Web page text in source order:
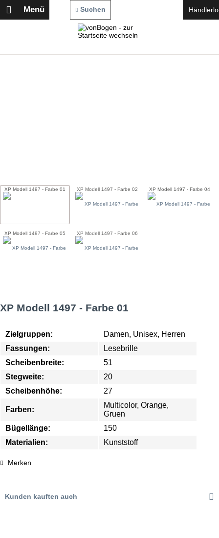
Suchen
Menü
XP Modell 1497 - Farbe 01 XP Modell 1497 - Farbe 02 XP Modell 1497 - Farbe 04
XP Modell 1497 - Farbe 05 XP Modell 1497 - Farbe 06
XP Modell 1497 - Farbe 01
Zielgruppen:
Damen, Unisex, Herren
Fassungen:
Lesebrille
Scheibenbreite:
51
Stegweite:
20
Scheibenhöhe:
27
Farben:
Multicolor, Orange,
Gruen
Bügellänge:
150
Materialien:
Kunststoff
Merken
Kunden kauften auch